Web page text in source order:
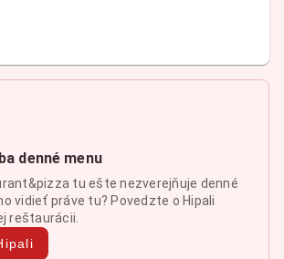
denné menu
tu ešte nezverejňuje denné
vidieť práve tu? Povedzte o Hipali
reštaurácii.